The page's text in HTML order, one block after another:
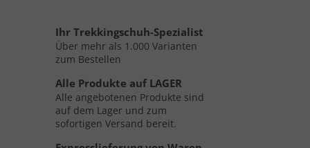
Ihr Trekkingschuh-Spezialist
Über mehr als 1.000 Varianten
zum Bestellen
Alle Produkte auf LAGER
Alle angebotenen Produkte sind
auf dem Lager und zum
sofortigen Versand bereit.